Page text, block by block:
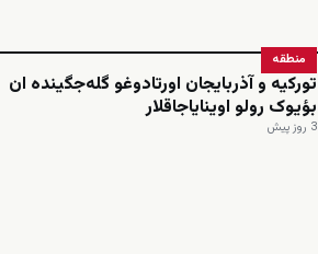
منطقه
تورکیه و آذربایجان اورتادوغو گله‌جگینده ان
بؤیوک رولو اوینایاجاقلار
3 روز پیش